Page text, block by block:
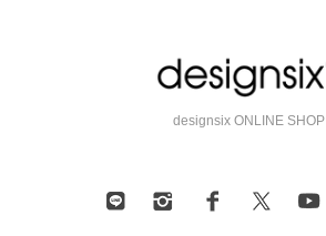
designsix ONLINE SHOP